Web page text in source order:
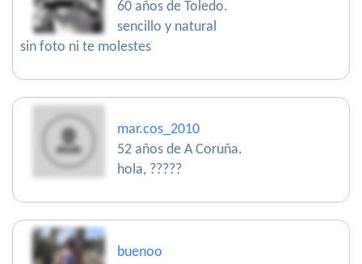
60 años de Toledo.
sencillo y natural
sin foto ni te molestes
mar.cos_2010
52 años de A Coruña.
hola, ?????
buenoo